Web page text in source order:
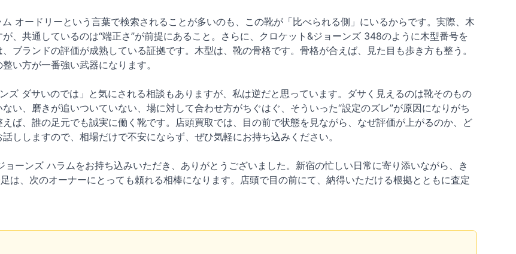
オードリーという言葉で検索されることが多いのも、この靴が「比べられる側」にいるからです。実際、木
、共通しているのは“端正さ”が前提にあること。さらに、クロケット&ジョーンズ 348のように木型番号を
ブランドの評価が成熟している証拠です。木型は、靴の骨格です。骨格が合えば、見た目も歩き方も整う。
い方が一番強い武器になります。
ズ ダサいのでは」と気にされる相談もありますが、私は逆だと思っています。ダサく見えるのは靴そのもの
い、磨きが追いついていない、場に対して合わせ方がちぐはぐ、そういった“設定のズレ”が原因になりがち
ば、誰の足元でも誠実に働く靴です。店頭買取では、目の前で状態を見ながら、なぜ評価が上がるのか、ど
ししますので、相場だけで不安にならず、ぜひ気軽にお持ち込みください。
ーンズ ハラムをお持ち込みいただき、ありがとうございました。新宿の忙しい日常に寄り添いながら、き
は、次のオーナーにとっても頼れる相棒になります。店頭で目の前にて、納得いただける根拠とともに査定